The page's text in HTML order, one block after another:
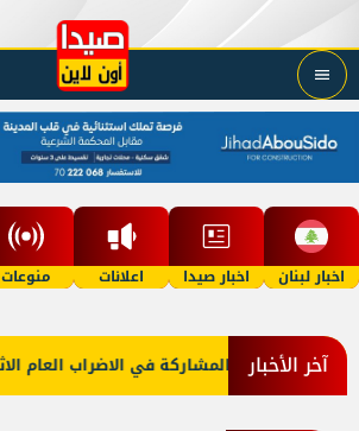
اخبار لبنان اخبار صيدا اعلانات منوعات
آخر الأخبار
أعلنت المشاركة في الاضراب العام الاثنين